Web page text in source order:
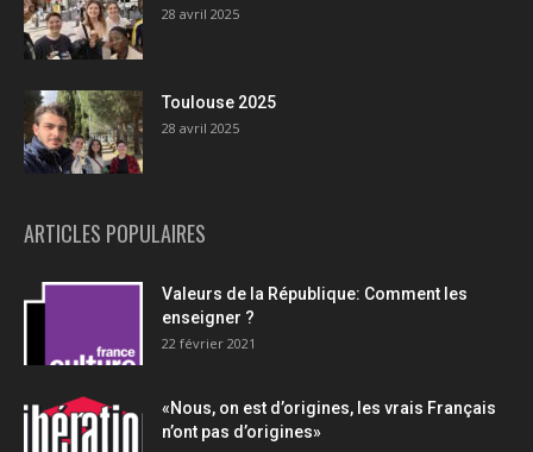
28 avril 2025
Toulouse 2025
28 avril 2025
ARTICLES POPULAIRES
Valeurs de la République: Comment les
enseigner ?
22 février 2021
«Nous, on est d’origines, les vrais Français
n’ont pas d’origines»